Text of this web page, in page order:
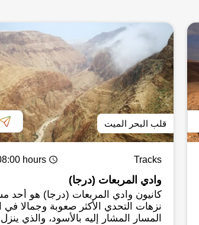
قلب البحر الميت
Tracks
hours
وادي المربعات (درجا)
كانيون وادي المربعات (درجا) هو أحد
نزهات التحدي الأكثر صعوبة وجمالا في
المسار المشار إليه بالأسود، والذي